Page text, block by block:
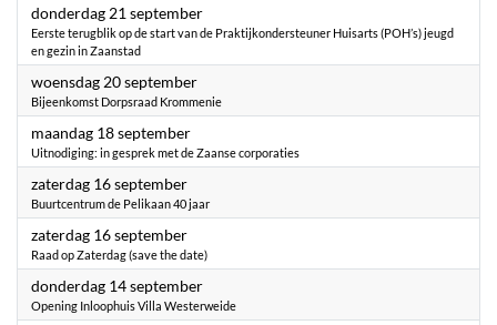
donderdag 21 september2023
Eerste terugblik op de start van de Praktijkondersteuner Huisarts (POH’s) jeugd
en gezin in Zaanstad
woensdag 20 september2023
Bijeenkomst Dorpsraad Krommenie
maandag 18 september2023
Uitnodiging: in gesprek met de Zaanse corporaties
zaterdag 16 september2023
Buurtcentrum de Pelikaan 40 jaar
zaterdag 16 september2023
Raad op Zaterdag (save the date)
donderdag 14 september2023
Opening Inloophuis Villa Westerweide